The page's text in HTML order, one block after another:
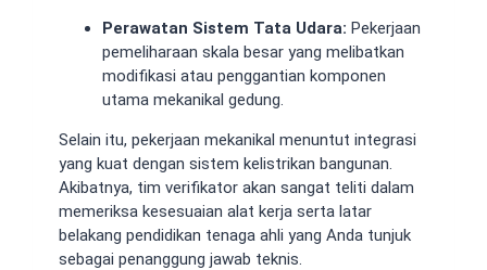
Perawatan Sistem Tata Udara: Pekerjaan
pemeliharaan skala besar yang melibatkan
modifikasi atau penggantian komponen
utama mekanikal gedung.
Selain itu, pekerjaan mekanikal menuntut integrasi
yang kuat dengan sistem kelistrikan bangunan.
Akibatnya, tim verifikator akan sangat teliti dalam
memeriksa kesesuaian alat kerja serta latar
belakang pendidikan tenaga ahli yang Anda tunjuk
sebagai penanggung jawab teknis.